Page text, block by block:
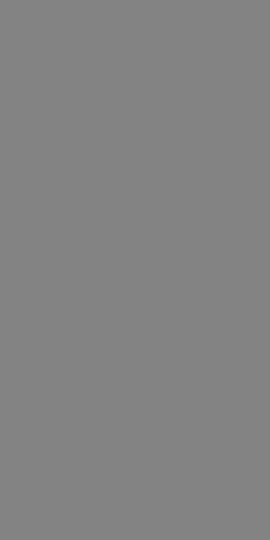
από το
χρήστης
ιστότοπο και
που μπορεί να
χρήστης πριν
επωφελές
προκειμένου να
σχετικά με
τους.
μεταξύ ανθρώπων
επωφελές
προκειμένου να
σχετικά με
τους.
Cookie-
τις
cookie
το
Script.com